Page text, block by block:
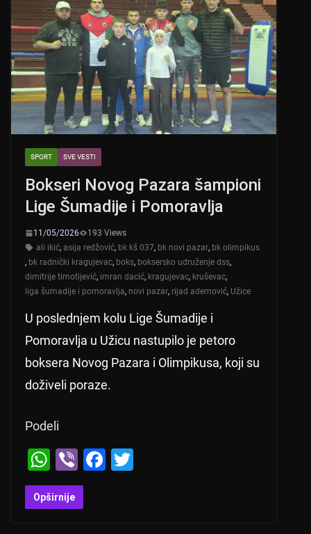
SPORT SVE VESTI
Bokseri Novog Pazara šampioni
Lige Šumadije i Pomoravlja
11/05/2026
193 Views
ali ikić, asija redžović, bk kš 037, bk novi pazar, bk olimpikus
, bk radnički kragujevac, boks, boksersko udruženje dss,
dimitrije timotijević, imran dacić, kragujevac, kruševac,
liga šumadije i pomoravlja, novi pazar, rijad ademović, Užice
U poslednjem kolu Lige Šumadije i
Pomoravlja u Užicu nastupilo je petoro
boksera Novog Pazara i Olimpikusa, koji su
doživeli poraze.
Podeli
W
h
at
Vi
b
er
F
Opširnije